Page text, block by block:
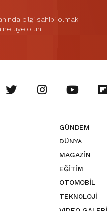
bilgi sahibi olmak
üye olun.
GÜNDEM
DÜNYA
MAGAZİN
EĞİTİM
OTOMOBİL
TEKNOLOJİ